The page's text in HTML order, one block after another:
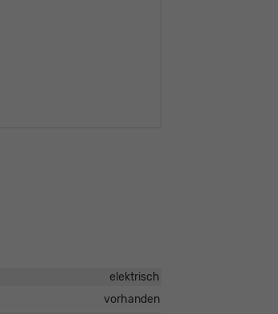
elektrisch
vorhanden